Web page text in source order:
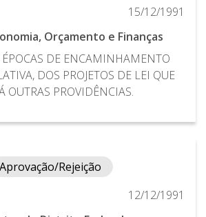
15/12/1991
Orçamento e Finanças
ÉPOCAS DE ENCAMINHAMENTO
DOS PROJETOS DE LEI QUE
OUTRAS PROVIDÊNCIAS.
Aprovação/Rejeição
12/12/1991